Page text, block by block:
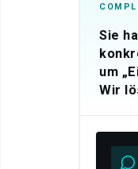
Sie
um
Wir